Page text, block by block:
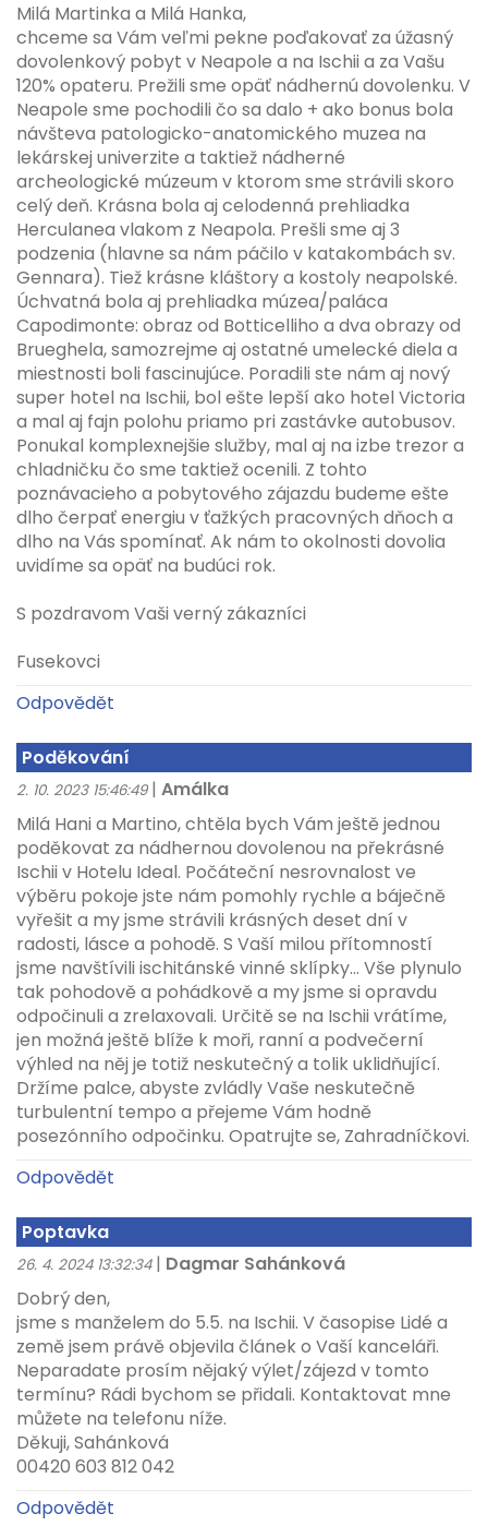
Milá Martinka a Milá Hanka,
chceme sa Vám veľmi pekne poďakovať za úžasný
dovolenkový pobyt v Neapole a na Ischii a za Vašu
120% opateru. Prežili sme opäť nádhernú dovolenku. V
Neapole sme pochodili čo sa dalo + ako bonus bola
návšteva patologicko-anatomického muzea na
lekárskej univerzite a taktiež nádherné
archeologické múzeum v ktorom sme strávili skoro
celý deň. Krásna bola aj celodenná prehliadka
Herculanea vlakom z Neapola. Prešli sme aj 3
podzenia (hlavne sa nám páčilo v katakombách sv.
Gennara). Tiež krásne kláštory a kostoly neapolské.
Úchvatná bola aj prehliadka múzea/paláca
Capodimonte: obraz od Botticelliho a dva obrazy od
Brueghela, samozrejme aj ostatné umelecké diela a
miestnosti boli fascinujúce. Poradili ste nám aj nový
super hotel na Ischii, bol ešte lepší ako hotel Victoria
a mal aj fajn polohu priamo pri zastávke autobusov.
Ponukal komplexnejšie služby, mal aj na izbe trezor a
chladničku čo sme taktiež ocenili. Z tohto
poznávacieho a pobytového zájazdu budeme ešte
dlho čerpať energiu v ťažkých pracovných dňoch a
dlho na Vás spomínať. Ak nám to okolnosti dovolia
uvidíme sa opäť na budúci rok.
S pozdravom Vaši verný zákazníci
Fusekovci
Odpovědět
Poděkování
2. 10. 2023 15:46:49 | Amálka
Milá Hani a Martino, chtěla bych Vám ještě jednou
poděkovat za nádhernou dovolenou na překrásné
Ischii v Hotelu Ideal. Počáteční nesrovnalost ve
výběru pokoje jste nám pomohly rychle a báječně
vyřešit a my jsme strávili krásných deset dní v
radosti, lásce a pohodě. S Vaší milou přítomností
jsme navštívili ischitánské vinné sklípky... Vše plynulo
tak pohodově a pohádkově a my jsme si opravdu
odpočinuli a zrelaxovali. Určitě se na Ischii vrátíme,
jen možná ještě blíže k moři, ranní a podvečerní
výhled na něj je totiž neskutečný a tolik uklidňující.
Držíme palce, abyste zvládly Vaše neskutečně
turbulentní tempo a přejeme Vám hodně
posezónního odpočinku. Opatrujte se, Zahradníčkovi.
Odpovědět
Poptavka
26. 4. 2024 13:32:34 | Dagmar Sahánková
Dobrý den,
jsme s manželem do 5.5. na Ischii. V časopise Lidé a
země jsem právě objevila článek o Vaší kanceláři.
Neparadate prosím nějaký výlet/zájezd v tomto
termínu? Rádi bychom se přidali. Kontaktovat mne
můžete na telefonu níže.
Děkuji, Sahánková
00420 603 812 042
Odpovědět